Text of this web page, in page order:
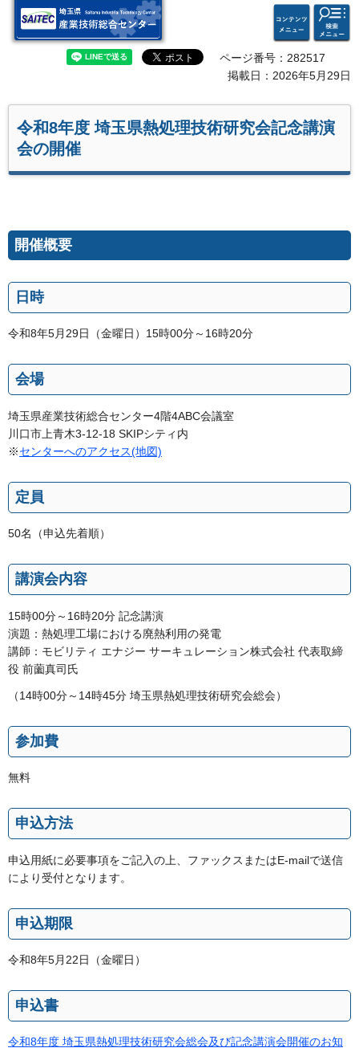
埼玉県 産業技術総合セン
コンテ
ンツメ
ニュー
検索・
共通メ
ニュー
ページ番号：282517
掲載日：2026年5月29日
令和8年度 埼玉県熱処理技術研究会記念講演
会の開催
開催概要
日時
令和8年5月29日（金曜日）15時00分～16時20分
会場
埼玉県産業技術総合センター4階4ABC会議室
川口市上青木3-12-18 SKIPシティ内
※センターへのアクセス(地図)
定員
50名（申込先着順）
講演会内容
15時00分～16時20分 記念講演
演題：熱処理工場における廃熱利用の発電
講師：モビリティ エナジー サーキュレーション株式会社 代表取締
役 前薗真司氏
（14時00分～14時45分 埼玉県熱処理技術研究会総会）
参加費
無料
申込方法
申込用紙に必要事項をご記入の上、ファックスまたはE-mailで送信
により受付となります。
申込期限
令和8年5月22日（金曜日）
申込書
令和8年度 埼玉県熱処理技術研究会総会及び記念講演会開催のお知